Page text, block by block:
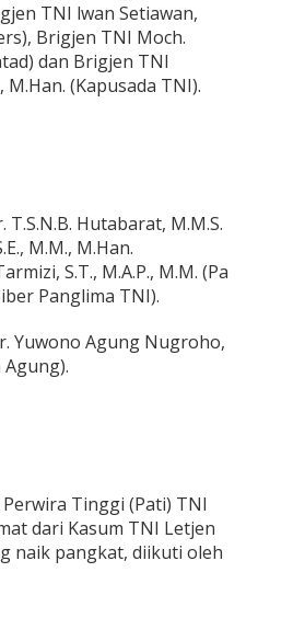
TNI lwan Setiawan,
Brigjen TNI Moch.
dan Brigjen TNI
M.Han. (Kapusada TNI).
Hutabarat, M.M.S.
M.M., M.Han.
S.T., M.A.P., M.M. (Pa
Panglima TNI).
Yuwono Agung Nugroho,
Tinggi (Pati) TNI
dari Kasum TNI Letjen
naik pangkat, diikuti oleh